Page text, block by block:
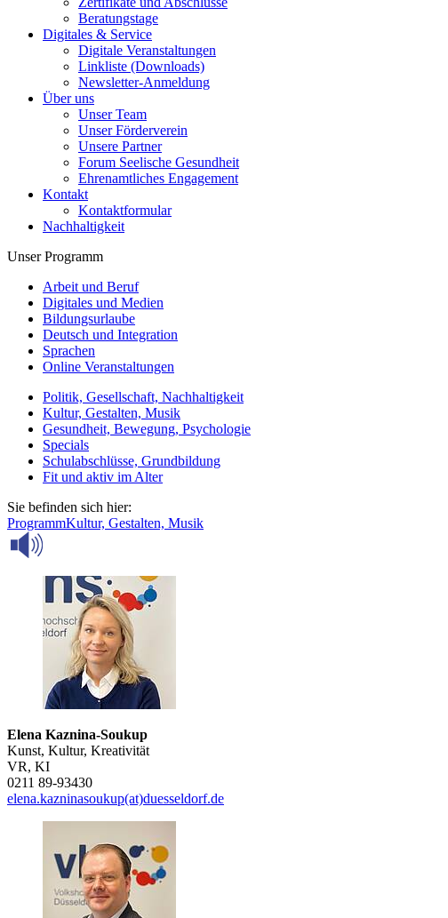
Beratungstage
Digitales & Service
Digitale Veranstaltungen
Linkliste (Downloads)
Newsletter-Anmeldung
Über uns
Unser Team
Unser Förderverein
Unsere Partner
Forum Seelische Gesundheit
Ehrenamtliches Engagement
Kontakt
Kontaktformular
Nachhaltigkeit
Unser Programm
Arbeit und Beruf
Digitales und Medien
Bildungsurlaube
Deutsch und Integration
Sprachen
Online Veranstaltungen
Politik, Gesellschaft, Nachhaltigkeit
Kultur, Gestalten, Musik
Gesundheit, Bewegung, Psychologie
Specials
Schulabschlüsse, Grundbildung
Fit und aktiv im Alter
Sie befinden sich hier:
ProgrammKultur, Gestalten, Musik
Elena Kaznina-Soukup
Kunst, Kultur, Kreativität
VR, KI
0211 89-93430
elena.kazninasoukup(at)duesseldorf.de